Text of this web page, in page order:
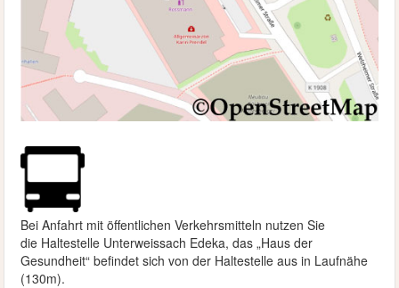
Bei Anfahrt mit öffentlichen Verkehrsmitteln nutzen Sie
die Haltestelle Unterweissach Edeka, das „Haus der
Gesundheit“ befindet sich von der Haltestelle aus in Laufnähe
(130m).